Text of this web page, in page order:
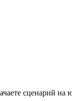
сценарий